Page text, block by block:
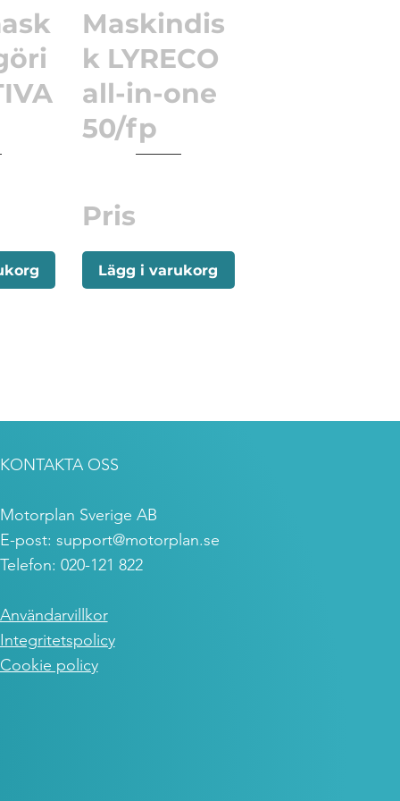
Maskindis
k LYRECO
all-in-one
50/fp
Pris
Lägg i varukorg
KONTAKTA OSS
Motorplan Sverige AB
E-post: support@motorplan.se
Telefon: 020-121 822
Användarvillkor
Integritetspolicy
Cookie policy